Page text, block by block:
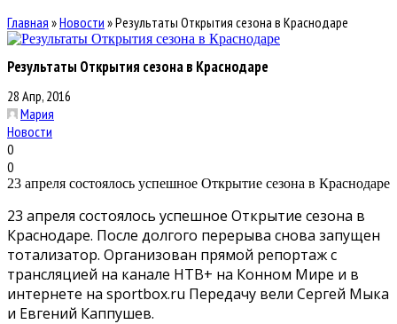
Главная »Новости »Результаты Открытия сезона в Краснодаре
Результаты Открытия сезона в Краснодаре
28 Апр, 2016
Мария
Новости
0
0
23 апреля состоялось успешное Открытие сезона в Краснодаре
23 апреля состоялось успешное Открытие сезона в
Краснодаре. После долгого перерыва снова запущен
тотализатор. Организован прямой репортаж с
трансляцией на канале НТВ+ на Конном Мире и в
интернете на sportbox.ru Передачу вели Сергей Мыка
и Евгений Каппушев.